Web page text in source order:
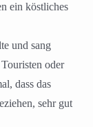
ein köstliches
und sang
oder
dass das
sehr gut